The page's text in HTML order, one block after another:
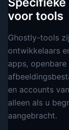
voor tools
Ghostly-tools
ontwikkelaars
apps,
en accounts
alleen als u
aangebracht.